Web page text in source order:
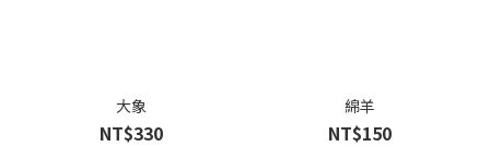
大象
NT$330
綿羊
NT$150